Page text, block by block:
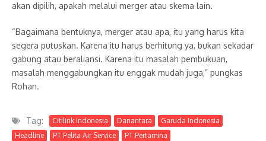
akan dipilih, apakah melalui merger atau skema lain.
“Bagaimana bentuknya, merger atau apa, itu yang harus kita
segera putuskan. Karena itu harus berhitung ya, bukan sekadar
gabung atau beraliansi. Karena itu masalah pembukuan,
masalah menggabungkan itu enggak mudah juga,” pungkas
Rohan.
Tag: Citilink Indonesia Danantara
Garuda Indonesia
Headline
PT Pelita Air Service PT Pertamina